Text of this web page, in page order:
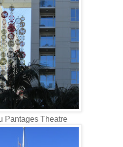
Pantages Theatre